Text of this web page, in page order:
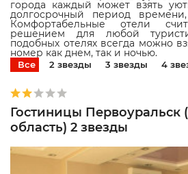
города каждый может взять
долгосрочный период
Комфортабельные отели
решением для любой
подобных отелях всегда можно
номер как днем, так и ночью.
Все 2 звезды 3 звезды 4
Гостиницы Первоуральск
область) 2 звезды